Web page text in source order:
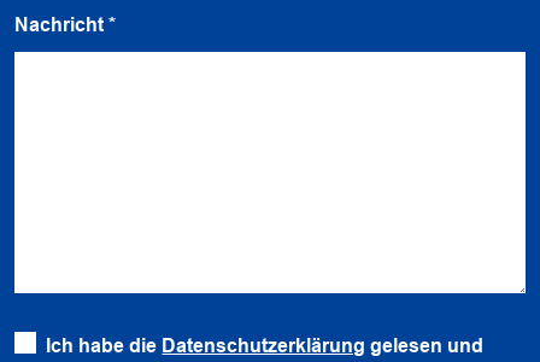
Nachricht *
Ich habe die Datenschutzerklärung gelesen und